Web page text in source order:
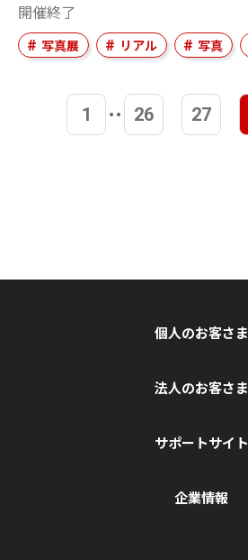
開催終了
写真展 リアル 写真
1 26 27
個人のお客さま
法人のお客さま
サポートサイト
企業情報